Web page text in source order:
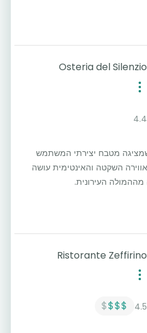
Osteria del Silenzio
4.4
מטבח יצירתי המשתמש
השקטה והאינטימית עושה
העירונית.
Ristorante Zeffirino
4.5
$$$
$